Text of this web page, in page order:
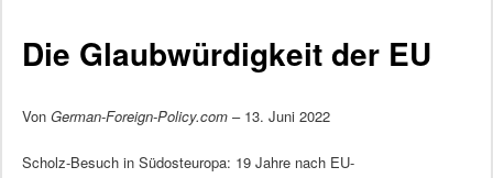
Die Glaubwürdigkeit der EU
Von German-Foreign-Policy.com– 13. Juni 2022
Scholz-Besuch in Südosteuropa: 19 Jahre nach EU-